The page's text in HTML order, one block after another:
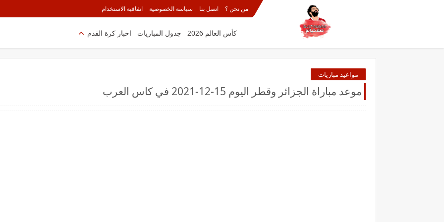
من نحن ؟ اتصل بنا سياسة الخصوصية اتفاقية الاستخدام
كأس العالم 2026 جدول المباريات اخبار كرة القدم
مواعيد مباريات
موعد مباراة الجزائر وقطر اليوم 15-12-2021 في كاس العرب